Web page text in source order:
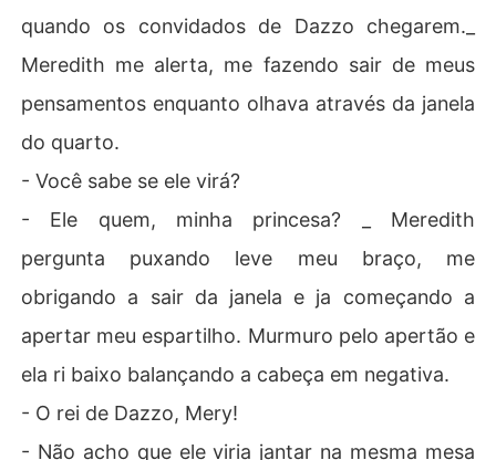
quando os convidados de Dazzo chegarem._
Meredith me alerta, me fazendo sair de meus
pensamentos enquanto olhava através da janela
do quarto.
- Você sabe se ele virá?
- Ele quem, minha princesa? _ Meredith
pergunta puxando leve meu braço, me
obrigando a sair da janela e ja começando a
apertar meu espartilho. Murmuro pelo apertão e
ela ri baixo balançando a cabeça em negativa.
- O rei de Dazzo, Mery!
- Não acho que ele viria jantar na mesma mesa